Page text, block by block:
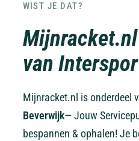
WIST JE DAT?
van
Mijnracket.nl is onderdeel
Beverwijk— Jouw
bespannen & ophalen! Je